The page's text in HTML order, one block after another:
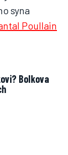
syna
Poullain
Bolkova